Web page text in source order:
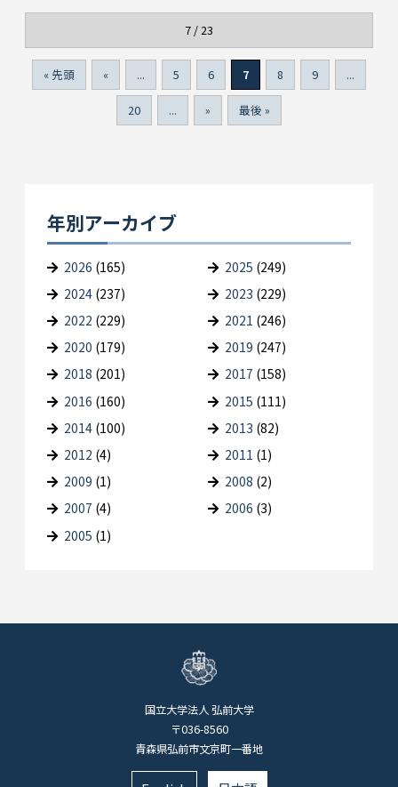
7 / 23
« 先頭 « ... 5 6 7 8 9 ...
20 ... » 最後 »
年別アーカイブ
2026 (165) 2025 (249)
2024 (237) 2023 (229)
2022 (229) 2021 (246)
2020 (179) 2019 (247)
2018 (201) 2017 (158)
2016 (160) 2015 (111)
2014 (100) 2013 (82)
2012 (4) 2011 (1)
2009 (1) 2008 (2)
2007 (4) 2006 (3)
2005 (1)
国立大学法人 弘前大学
〒036-8560
青森県弘前市文京町一番地